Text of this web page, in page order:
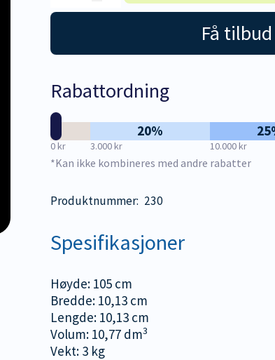
antall
Få tilbud
Rabattordning
0 kr
20%
3.000 kr 10.000 kr
*Kan ikke kombineres med andre rabatter
Produktnummer: 230
Spesifikasjoner
Høyde: 105 cm
Bredde: 10,13 cm
Lengde: 10,13 cm
Volum: 10,77 dm3
Vekt: 3 kg